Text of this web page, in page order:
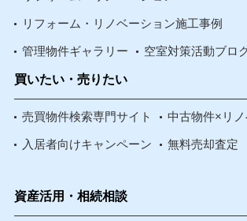
リフォーム・リノベーション施工事例
管理物件ギャラリー 空室対策活動ブロ
買いたい・売りたい
売買物件検索専門サイト 中古物件×リ
入居者向けキャンペーン 無料売却査定
資産活用・相続相談